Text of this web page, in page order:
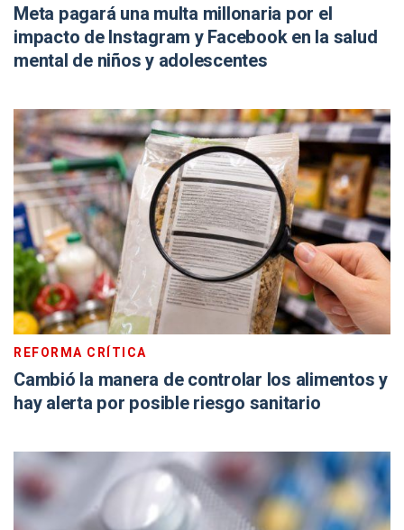
Meta pagará una multa millonaria por el
impacto de Instagram y Facebook en la salud
mental de niños y adolescentes
REFORMA CRÍTICA
Cambió la manera de controlar los alimentos y
hay alerta por posible riesgo sanitario